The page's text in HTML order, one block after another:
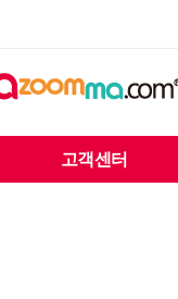
고객센터